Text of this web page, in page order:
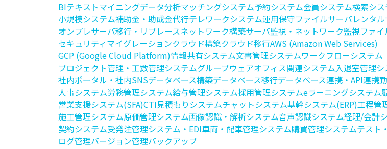
BIテキストマイニングデータ分析マッチングシステム予約システム会員システム検索シス
小規模システム補助金・助成金代行テレワークシステム運用保守ファイルサーバレンタ
オンプレサーバ移行・リプレースネットワーク構築サーバ監視・ネットワーク監視ファ
セキュリティマイグレーションクラウド構築クラウド移行AWS (Amazon Web Services)
GCP (Google Cloud Platform)情報共有システム文書管理システムワークフローシステム
プロジェクト管理・工数管理システムグループウェアオフィス関連システム入退室管理シ
社内ポータル・社内SNSデータベース構築データベース移行データベース連携・API連携
人事システム労務管理システム給与管理システム採用管理システムeラーニングシステム
営業支援システム(SFA)CTI見積もりシステムチャットシステム基幹システム(ERP)工程管
施工管理システム原価管理システム画像認識・解析システム音声認識システム経理/会計
契約システム受発注管理システム・EDI車両・配車管理システム購買管理システムテスト
ログ管理バージョン管理バックアップ